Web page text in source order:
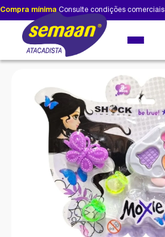
Compra mínima Consulte condições comerciais